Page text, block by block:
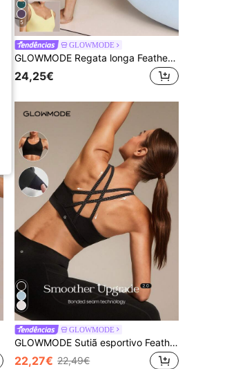
5
GLOWMODE
GLOWMODE Regata longa FeatherFit™ Soft Win, macia como manteiga, com decote coração, costas abertas torcidas e bojos removíveis. Ideal para yoga, pilates e uso diário. Confortável e de baixo impacto.
24,25€
GLOWMODE
GLOWMODE Sutiã esportivo FeatherFit™ com costas cruzadas, decote redondo e bojos removíveis. Ideal para yoga, pilates, uso diário e atividades casuais. Baixo impacto.
22,27€ 22,49€